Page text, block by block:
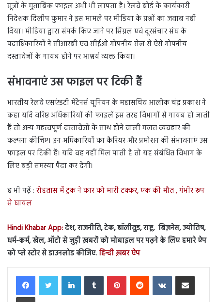
सूत्रों के मुताबिक फाइल अभी भी लापता है। रेलवे बोर्ड के कार्यकारी
निदेशक दिलीप कुमार ने इस मामले पर मीडिया के प्रश्नों का जवाब नहीं
दिया। मीडिया द्वारा संपर्क किए जाने पर सिग्नल एवं दूरसंचार संघ के
पदाधिकारियों ने सीआरबी एवं सीईओ गोपनीय सेल से ऐसे गोपनीय
दस्तावेजों के गायब होने पर आश्चर्य व्यक्त किया।
संभावनाएं उस फाइल पर टिकी हैं
भारतीय रेलवे एसएंडटी मेंटेनर्स यूनियन के महासचिव आलोक चंद्र प्रकाश ने
कहा यदि वरिष्ठ अधिकारियों की फाइलें इस तरह विभागों से गायब हो जाती
हैं तो अन्य महत्वपूर्ण दस्तावेजों के साथ होने वाली गलत व्यवहार की
कल्पना कीजिए। इन अधिकारियों का कैरियर और प्रमोशन की संभावनाएं उस
फाइल पर टिकी हैं। यदि वह नहीं मिल पाती है तो यह संबंधित विभाग के
लिए बड़ी समस्या पैदा कर देगी।
ह भी पढ़ें : रोहतास में ट्रक ने कार को मारी टक्कर, एक की मौत , गंभीर रूप
से घायल
Hindi Khabar App:देश, राजनीति, टेक, बॉलीवुड, राष्ट्र, बिज़नेस, ज्योतिष,
धर्म-कर्म, खेल, ऑटो से जुड़ी ख़बरों को मोबाइल पर पढ़ने के लिए हमारे ऐप
को प्ले स्टोर से डाउनलोड कीजिए.हिन्दी ख़बर ऐप
LinkedInTumblr PinterestReddit VKontakteShare via Email
Print